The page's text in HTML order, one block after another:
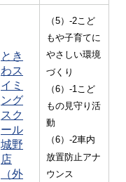
とき
わス
イミ
ング
スク
ール
城野
店
（外
（5）-2こど
もや子育てに
やさしい環境
づくり
（6）-1こど
もの見守り活
動
（6）-2車内
放置防止アナ
ウンス